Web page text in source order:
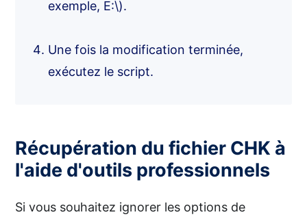
exemple, E:\).
Une fois la modification terminée,
exécutez le script.
Récupération du fichier CHK à
l'aide d'outils professionnels
Si vous souhaitez ignorer les options de